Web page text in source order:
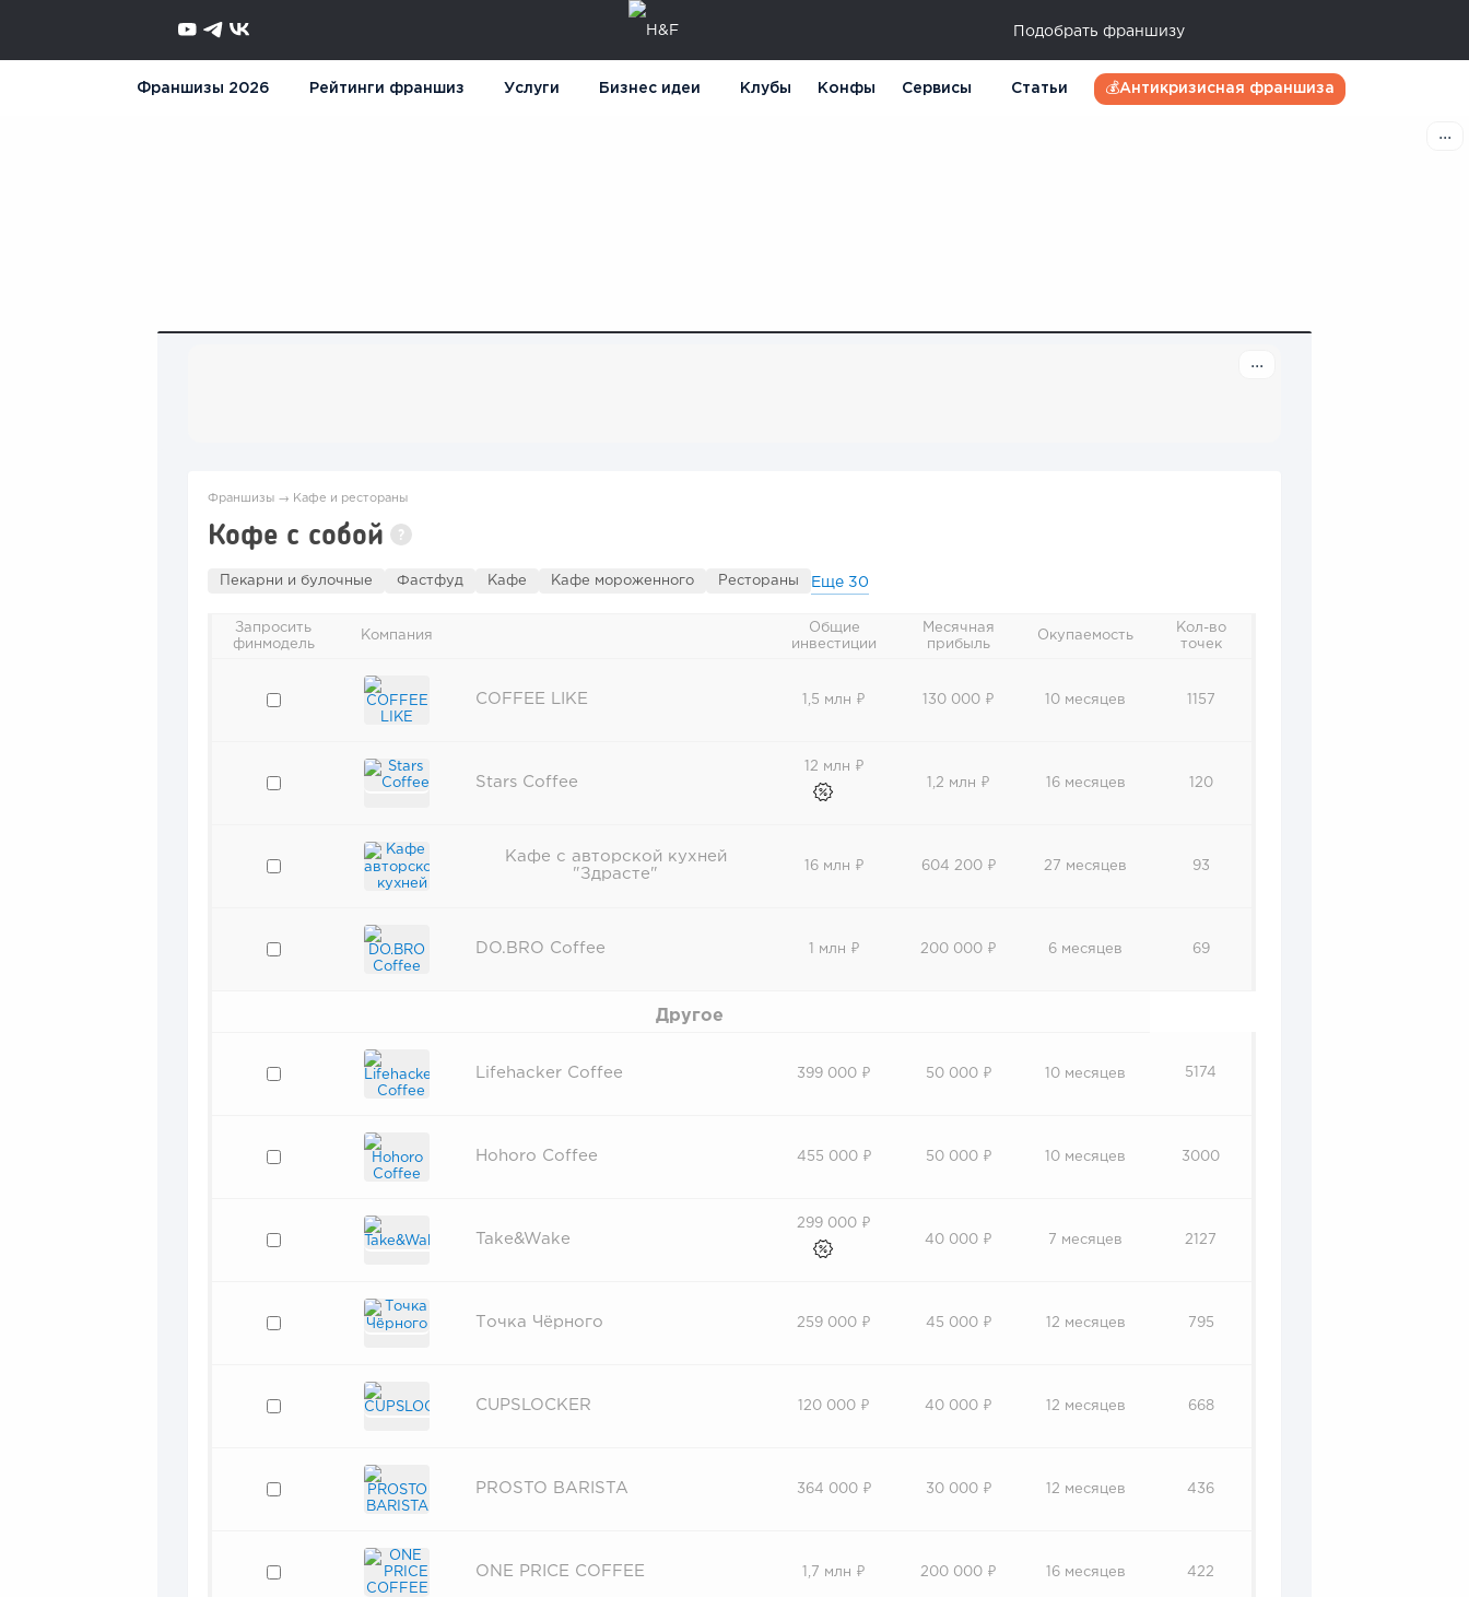
Подобрать франшизу
Франшизы 2026 Рейтинги франшиз Услуги Бизнес идеи Клубы Конфы Сервисы Статьи 💰Антикризисная франшиза
Франшизы → Кафе и рестораны
Кофе с собой ?
Пекарни и булочные Фастфуд Кафе Кафе мороженного Рестораны Еще 30
Запросить
финмодель
Компания
Общие
инвестиции
Месячная
прибыль
Окупаемость
Кол-во
точек
COFFEE LIKE 1,5 млн ₽ 130 000 ₽ 10 месяцев 1157
Stars Coffee
12 млн ₽
1,2 млн ₽
16 месяцев 120
Кафе с авторской кухней
"Здрасте"
16 млн ₽ 604 200 ₽ 27 месяцев 93
DO.BRO Coffee 1 млн ₽ 200 000 ₽ 6 месяцев 69
Другое
Lifehacker Coffee 399 000 ₽ 50 000 ₽ 10 месяцев 5174
Hohoro Coffee 455 000 ₽ 50 000 ₽ 10 месяцев 3000
Take&Wake
299 000 ₽
40 000 ₽
7 месяцев 2127
Точка Чёрного 259 000 ₽ 45 000 ₽ 12 месяцев 795
CUPSLOCKER 120 000 ₽ 40 000 ₽ 12 месяцев 668
PROSTO BARISTA 364 000 ₽ 30 000 ₽ 12 месяцев 436
ONE PRICE COFFEE 1,7 млн ₽ 200 000 ₽ 16 месяцев 422